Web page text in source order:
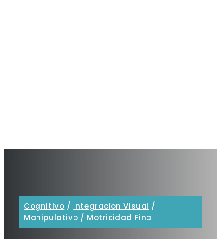
Cognitivo / Integracion Visual /
Manipulativo / Motricidad Fina